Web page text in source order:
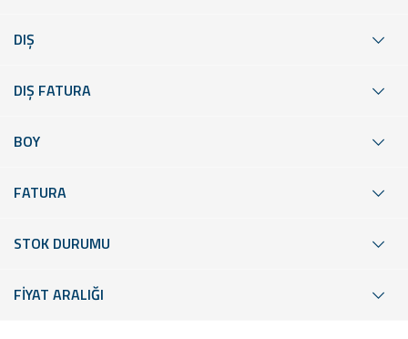
DIŞ
DIŞ FATURA
BOY
FATURA
STOK DURUMU
FİYAT ARALIĞI